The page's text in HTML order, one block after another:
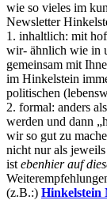
Harald
wie so vieles im
Newsletter
1. inhaltlich: mit
wir- ähnlich wie in
gemeinsam mit
im Hinkelstein
politischen
2. formal: anders
werden und dann
wir so gut zu
nicht nur als
istebenhier auf
(z.B.:) Hinkelstein